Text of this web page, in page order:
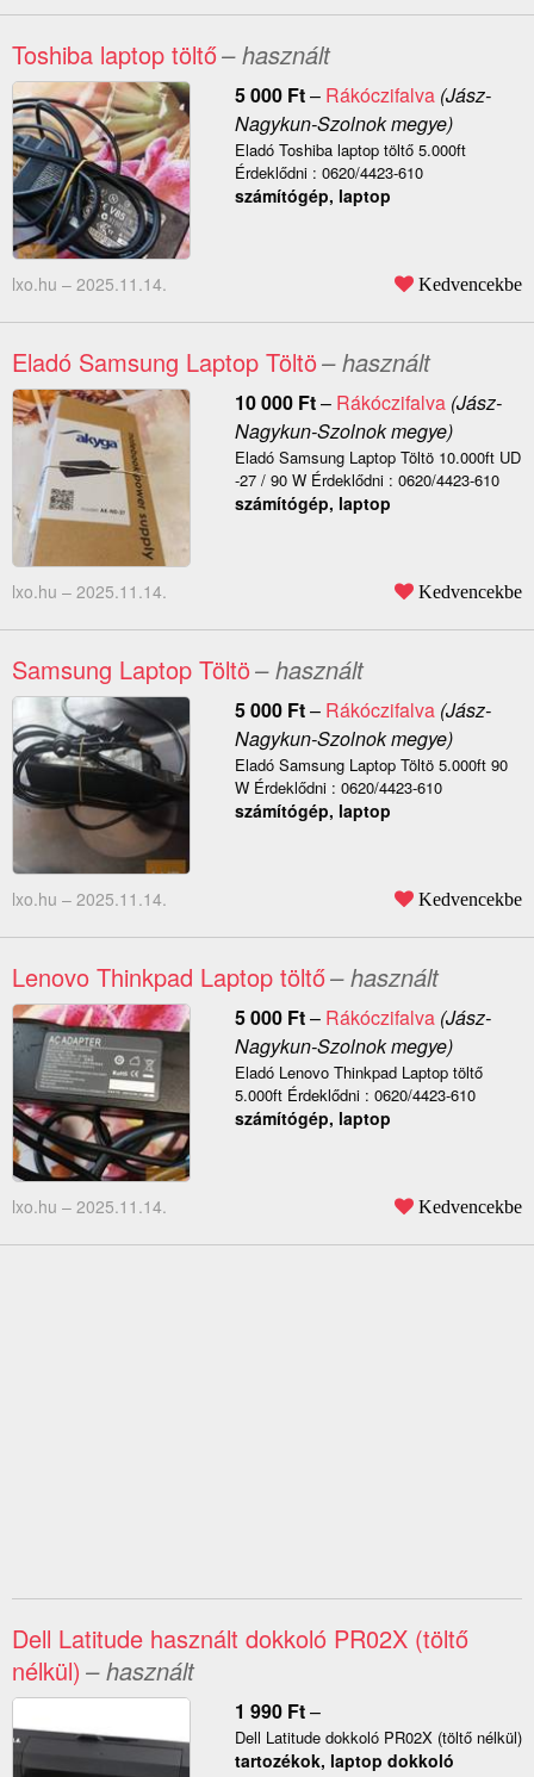
Toshiba laptop töltő– használt
5 000 Ft– Rákóczifalva(Jász-
Nagykun-Szolnok megye)
Eladó Toshiba laptop töltő 5.000ft
Érdeklődni : 0620/4423-610
számítógép, laptop
lxo.hu – 2025.11.14. Kedvencekbe
Eladó Samsung Laptop Töltö– használt
10 000 Ft– Rákóczifalva(Jász-
Nagykun-Szolnok megye)
Eladó Samsung Laptop Töltö 10.000ft UD
-27 / 90 W Érdeklődni : 0620/4423-610
számítógép, laptop
lxo.hu – 2025.11.14. Kedvencekbe
Samsung Laptop Töltö– használt
5 000 Ft– Rákóczifalva(Jász-
Nagykun-Szolnok megye)
Eladó Samsung Laptop Töltö 5.000ft 90
W Érdeklődni : 0620/4423-610
számítógép, laptop
lxo.hu – 2025.11.14. Kedvencekbe
Lenovo Thinkpad Laptop töltő– használt
5 000 Ft– Rákóczifalva(Jász-
Nagykun-Szolnok megye)
Eladó Lenovo Thinkpad Laptop töltő
5.000ft Érdeklődni : 0620/4423-610
számítógép, laptop
lxo.hu – 2025.11.14. Kedvencekbe
Dell Latitude használt dokkoló PR02X (töltő
nélkül) – használt
1 990 Ft–
Dell Latitude dokkoló PR02X (töltő nélkül)
tartozékok, laptop dokkoló